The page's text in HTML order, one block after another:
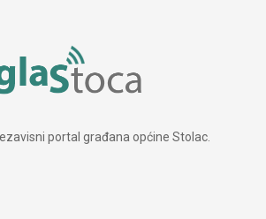
portal građana općine Stolac.